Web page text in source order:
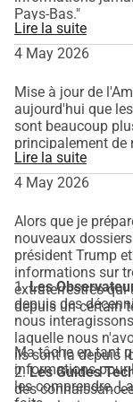
Pays-Bas."
Lire la suite
4 May 2026
Mise à jour de
aujourd'hui que
sont beaucoup
principalement de
notre vie. Il nous
ici en tant que
mission : [jouw
Lire la suite
4 May 2026
Alors que je
nouveaux
président Trump
informations sur
extraterrestres qui
depuis un certain
1.Les
depuis des
nous
laquelle nous
ils sont là depuis
2.Les Guides
des
Ma tâche en tant
informations pour
les comprendre.